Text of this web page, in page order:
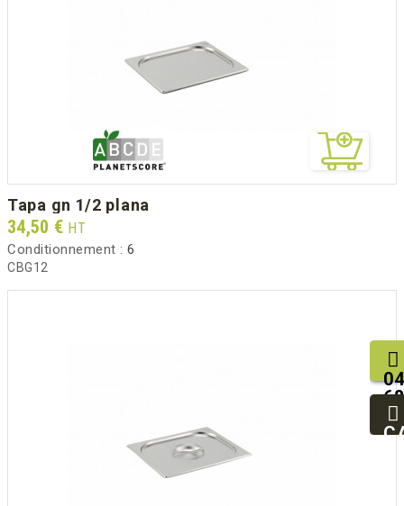
tapa gn 1/2 plana
Prix
34,50 € HT
Conditionnement : 6
CBG12
04
68
25
93